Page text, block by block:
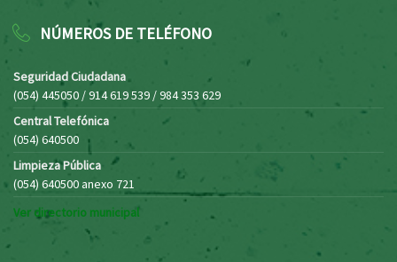
NÚMEROS DE TELÉFONO
Seguridad Ciudadana
(054) 445050 / 914 619 539 / 984 353 629
Central Telefónica
(054) 640500
Limpieza Pública
(054) 640500 anexo 721
Ver directorio municipal